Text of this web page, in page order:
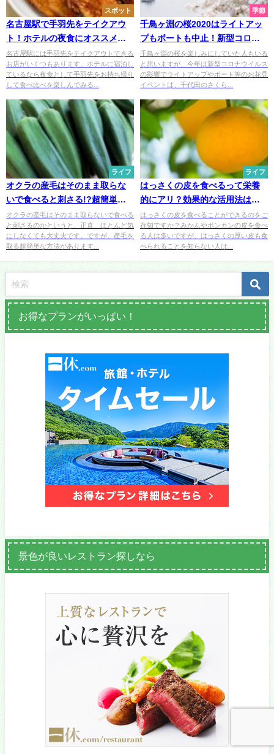
スポット
名古屋駅で手羽先をテイクアウ
ト！ホテルの夜食にオススメの
５店
名古屋駅には手羽先をテイクアウトできる
お店がいくつもあります。ホテルに宿泊し
ているなら夜食として手羽先をお持ち帰り
して食べ比べを楽しんでみる...
季節
千鳥ヶ淵の桜2020はライトアッ
プもボートも中止！新型コロナ
で混雑はどうなる？
千鳥ヶ淵の桜を楽しみにしていた人もいる
と思いますが、今年は新型コロナウイルス
の影響でライトアップやボート等のお花見
イベントは、千代田のさくら...
ライフ
オクラの産毛はそのまま取らな
いで食べると刺さる!?超簡単な
取り方を紹介
オクラの産毛はそのまま取らないで食べる
と刺さるのかというと、正直、ほとんど気
にしなくても大丈夫です。ですが、産毛を
取る超簡単な方法があります...
ライフ
はっさくの皮を食べるって栄養
的にアリ？効果的な活用法は他
にもある？
はっさくの皮を食べることができるのをご
存知ですか？みかんやポンカンの皮を食べ
る人は多いですが、はっさくの厚い皮も食
べられることを知らない人は...
お得なプランがいっぱい！
景色が良いレストラン探しなら